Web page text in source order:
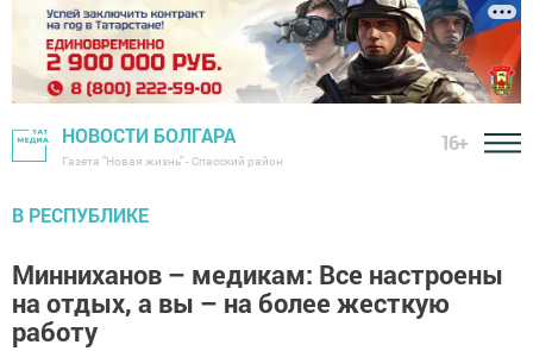
НОВОСТИ БОЛГАРА
Газета "Новая жизнь" - Спасский район
16+
В РЕСПУБЛИКЕ
Минниханов – медикам: Все настроены
на отдых, а вы – на более жесткую
работу